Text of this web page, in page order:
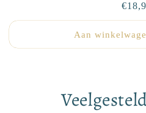
prijs
Aan